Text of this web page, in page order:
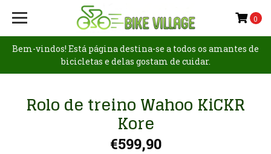
Bem-vindos! Está página destina-se a todos os amantes de
bicicletas e delas gostam de cuidar.
0
Rolo de treino Wahoo KiCKR
Kore
€599,90